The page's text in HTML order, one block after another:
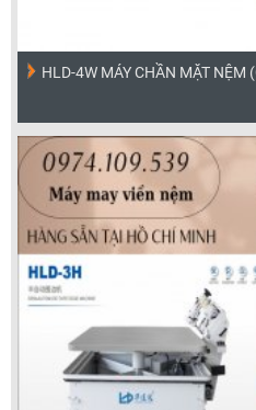
HLD-4W MÁY CHẦN MẶT NỆM